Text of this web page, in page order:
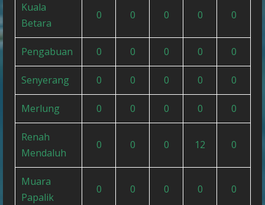
Kuala
Betara
0 0 0 0 0
Pengabuan 0 0 0 0 0
Senyerang 0 0 0 0 0
Merlung 0 0 0 0 0
Renah
Mendaluh
0 0 0 12 0
Muara
Papalik
0 0 0 0 0